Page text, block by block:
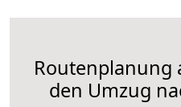
Routenplanung
den Umzug